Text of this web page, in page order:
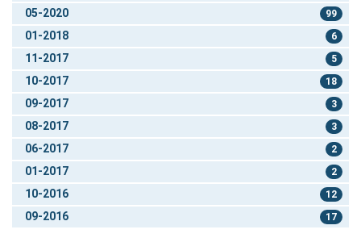
05-2020 99
01-2018 6
11-2017 5
10-2017 18
09-2017 3
08-2017 3
06-2017 2
01-2017 2
10-2016 12
09-2016 17